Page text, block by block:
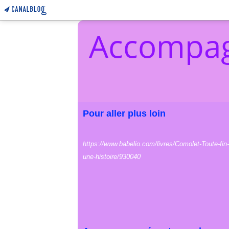
Pour aller plus loin
https://www.babelio.com/livres/Comolet-Toute-
une-histoire/930040